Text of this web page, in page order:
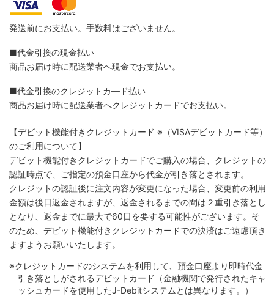
発送前にお支払い。手数料はございません。
■代金引換の現金払い
商品お届け時に配送業者へ現金でお支払い。
■代金引換のクレジットカ―ド払い
商品お届け時に配送業者へクレジットカードでお支払い。
【デビット機能付きクレジットカード ※（VISAデビットカード等）
のご利用について】
デビット機能付きクレジットカードでご購入の場合、クレジットの
認証時点で、ご指定の預金口座から代金が引き落とされます。
クレジットの認証後に注文内容が変更になった場合、変更前の利用
金額は後日返金されますが、返金されるまでの間は２重引き落とし
となり、返金までに最大で60日を要する可能性がございます。そ
のため、デビット機能付きクレジットカードでの決済はご遠慮頂き
ますようお願いいたします。
※クレジットカードのシステムを利用して、預金口座より即時代金
引き落としがされるデビットカード（金融機関で発行されたキャ
ッシュカードを使用したJ-Debitシステムとは異なります。）